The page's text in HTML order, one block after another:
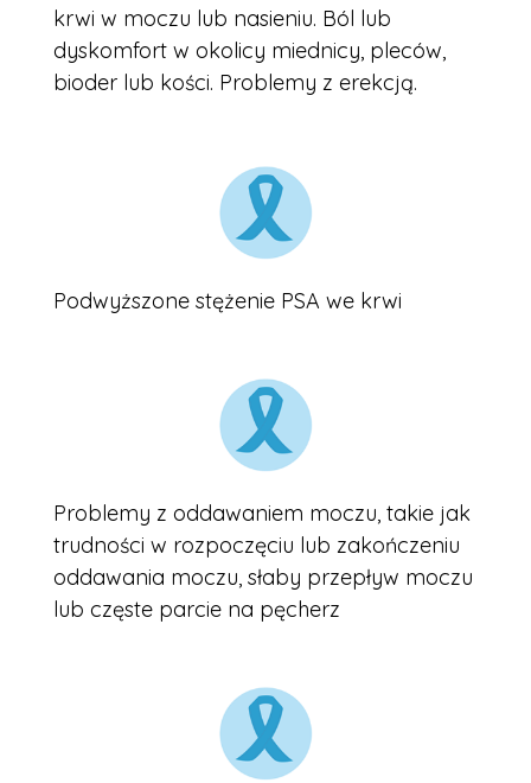
krwi w moczu lub nasieniu. Ból lub
dyskomfort w okolicy miednicy, pleców,
bioder lub kości. Problemy z erekcją.
Podwyższone stężenie PSA we krwi
Problemy z oddawaniem moczu, takie jak
trudności w rozpoczęciu lub zakończeniu
oddawania moczu, słaby przepływ moczu
lub częste parcie na pęcherz